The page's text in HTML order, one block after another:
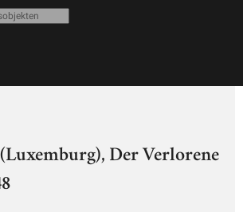
Der Verlorene